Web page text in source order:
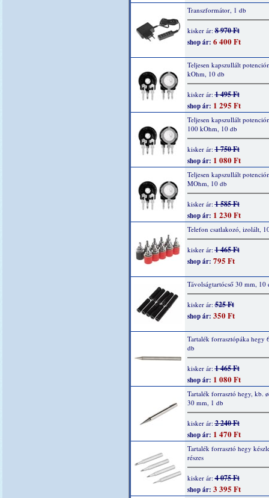
Transzformátor, 1 db
kisker ár:8 970 Ft
shop ár: 6 400 Ft
Teljesen kapszullált
kOhm, 10 db
kisker ár:1 495 Ft
shop ár: 1 295 Ft
Teljesen kapszullált
100 kOhm, 10 db
kisker ár:1 750 Ft
shop ár: 1 080 Ft
Teljesen kapszullált
MOhm, 10 db
kisker ár:1 585 Ft
shop ár: 1 230 Ft
Telefon csatlakozó, izolált,
kisker ár:1 465 Ft
shop ár: 795 Ft
Távolságtartócső 30 mm, 10
kisker ár:525 Ft
shop ár: 350 Ft
Tartalék forrasztópáka hegy
db
kisker ár:1 465 Ft
shop ár: 1 080 Ft
Tartalék forrasztó hegy, kb.
30 mm, 1 db
kisker ár:2 240 Ft
shop ár: 1 470 Ft
Tartalék forrasztó hegy
részes
kisker ár:4 075 Ft
shop ár: 3 395 Ft